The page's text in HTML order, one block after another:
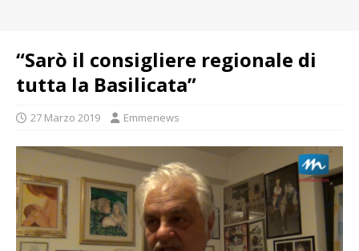
“Sarò il consigliere regionale di
tutta la Basilicata”
27 Marzo 2019 Emmenews